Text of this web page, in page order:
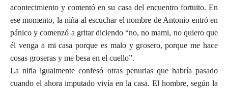
acontecimiento y comentó en su casa del encuentro fortuito. En
ese momento, la niña al escuchar el nombre de Antonio entró en
pánico y comenzó a gritar diciendo “no, no mami, no quiero que
él venga a mi casa porque es malo y grosero, porque me hace
cosas groseras y me besa en el cuello”.
La niña igualmente confesó otras penurias que habría pasado
cuando el ahora imputado vivía en la casa. El hombre, según la